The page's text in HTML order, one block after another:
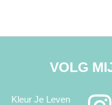
VOLG
Kleur Je Leven